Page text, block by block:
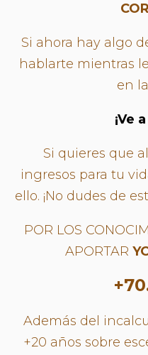
Si ahora hay algo
hablarte mientras
en
¡Ve
Si quieres que
ingresos para tu
ello. ¡No dudes de
POR LOS
APORTAR
Además del
+20 años sobre